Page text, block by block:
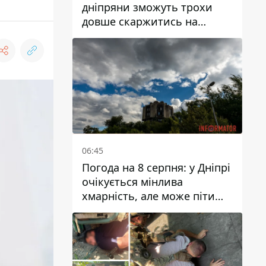
дніпряни зможуть трохи
довше скаржитись на
заплановані тарифи на воду
на 2027 рік
06:45
Погода на 8 серпня: у Дніпрі
очікується мінлива
хмарність, але може піти
дощ